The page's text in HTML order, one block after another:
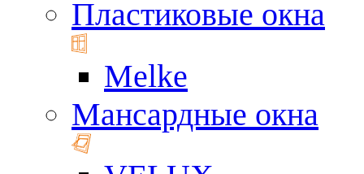
Пластиковые окна
Melke
Мансардные окна